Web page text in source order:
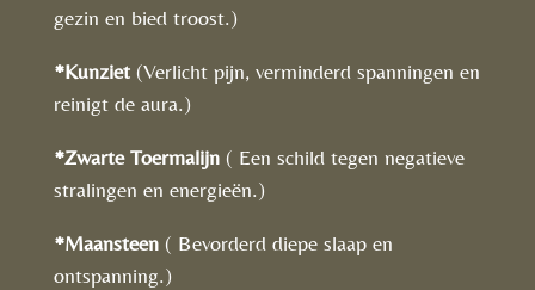
gezin en bied troost.)
*Kunziet(Verlicht pijn, verminderd spanningen en
reinigt de aura.)
*Zwarte Toermalijn( Een schild tegen negatieve
stralingen en energieën.)
*Maansteen( Bevorderd diepe slaap en
ontspanning.)